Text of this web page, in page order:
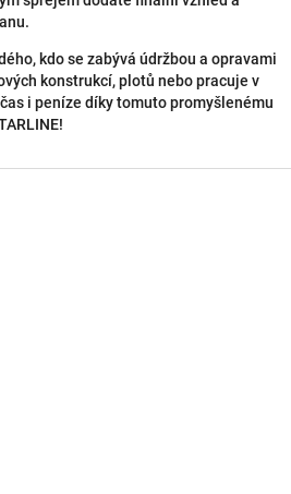
kdo se zabývá údržbou a opravami
konstrukcí, plotů nebo pracuje v
i peníze díky tomuto promyšlenému